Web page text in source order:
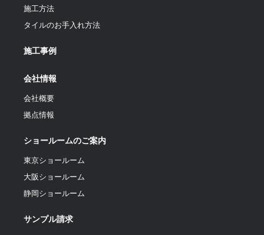
施工方法
タイルのお手入れ方法
施工事例
会社情報
会社概要
拠点情報
ショールームのご案内
東京ショールーム
大阪ショールーム
静岡ショールーム
サンプル請求